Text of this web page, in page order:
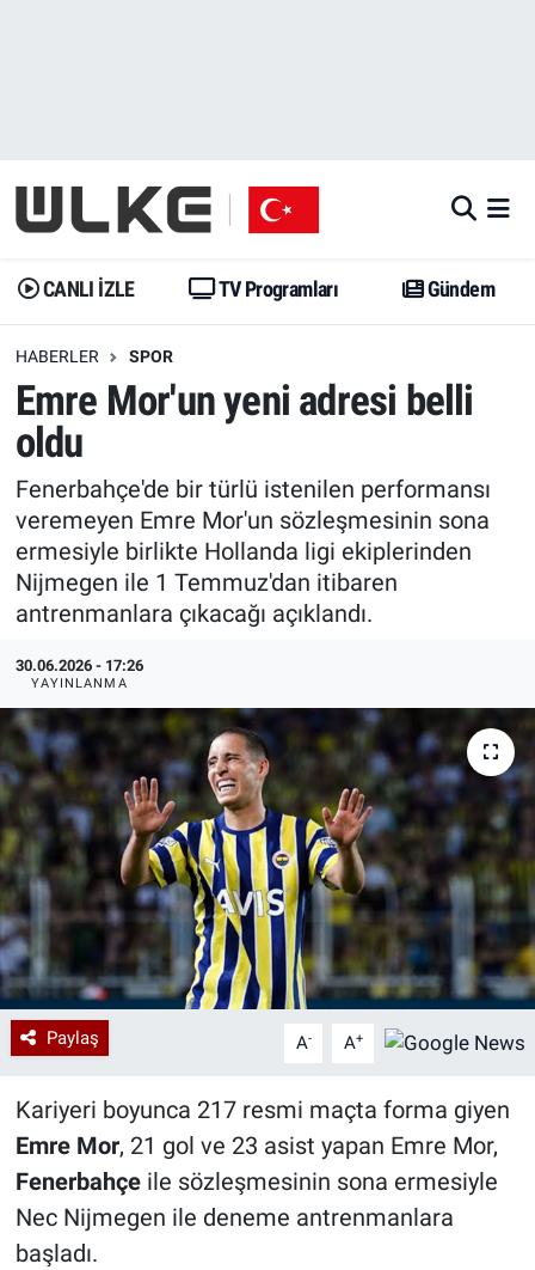
CANLI İZLE TV Programları Gündem
HABERLER SPOR
Emre Mor'un yeni adresi belli
oldu
Fenerbahçe'de bir türlü istenilen performansı
veremeyen Emre Mor'un sözleşmesinin sona
ermesiyle birlikte Hollanda ligi ekiplerinden
Nijmegen ile 1 Temmuz'dan itibaren
antrenmanlara çıkacağı açıklandı.
30.06.2026 - 17:26
YAYINLANMA
Paylaş A- A+
Kariyeri boyunca 217 resmi maçta forma giyen
Emre Mor, 21 gol ve 23 asist yapan Emre Mor,
Fenerbahçeile sözleşmesinin sona ermesiyle
Nec Nijmegen ile deneme antrenmanlara
başladı.
Gündem
Dünya
Erişim Bilgileri
Ekonomi
Trend
Özel Haberler
Gündem
Trend
Erişim Bilgileri
Spor
Ekonomi
Dünya
Kadın
Erişim Bilgileri
Sağlık
Teknoloji
Ramazan
İstanbul Namaz Vakitleri
Trafik Durumu
Erişim Bilgileri
Tüm Manşetler
Son Dakika Haberleri
Haber Arşivi